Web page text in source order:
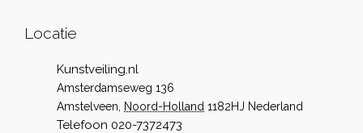
Locatie
Kunstveiling.nl
Amsterdamseweg 136
Amstelveen
Noord-Holland 1182HJ Nederland
Telefoon 020-7372473